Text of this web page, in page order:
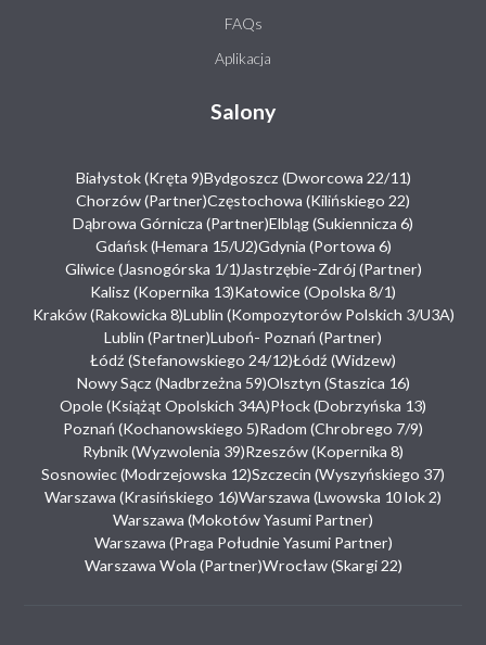
FAQs
Aplikacja
Salony
Białystok (Kręta 9)Bydgoszcz (Dworcowa 22/11)
Chorzów (Partner)Częstochowa (Kilińskiego 22)
Dąbrowa Górnicza (Partner)Elbląg (Sukiennicza 6)
Gdańsk (Hemara 15/U2)Gdynia (Portowa 6)
Gliwice (Jasnogórska 1/1) Jastrzębie-Zdrój (Partner)
Kalisz (Kopernika 13)Katowice (Opolska 8/1)
Kraków (Rakowicka 8)Lublin (Kompozytorów Polskich 3/U3A)
Lublin (Partner)Luboń- Poznań (Partner)
Łódź (Stefanowskiego 24/12)Łódź (Widzew)
Nowy Sącz (Nadbrzeżna 59)Olsztyn (Staszica 16)
Opole (Książąt Opolskich 34A)Płock (Dobrzyńska 13)
Poznań (Kochanowskiego 5)Radom (Chrobrego 7/9)
Rybnik (Wyzwolenia 39)Rzeszów (Kopernika 8)
Sosnowiec (Modrzejowska 12)Szczecin (Wyszyńskiego 37)
Warszawa (Krasińskiego 16)Warszawa (Lwowska 10 lok 2)
Warszawa (Mokotów Yasumi Partner)
Warszawa (Praga Południe Yasumi Partner)
Warszawa Wola (Partner)Wrocław (Skargi 22)